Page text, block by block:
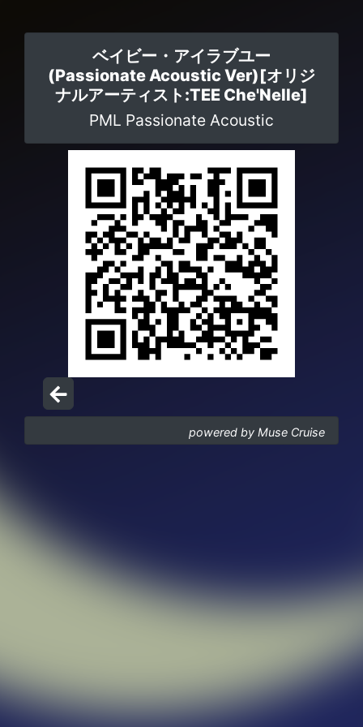
ベイビー・アイラブユー
(Passionate Acoustic Ver)[オリジ
ナルアーティスト:TEE Che'Nelle]
PML Passionate Acoustic
powered by Muse Cruise